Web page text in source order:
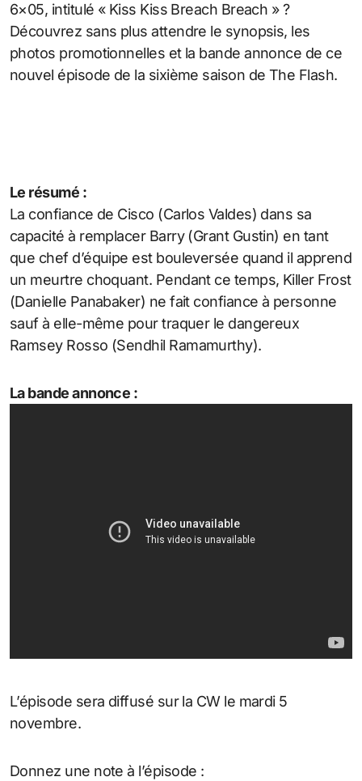
6×05, intitulé « Kiss Kiss Breach Breach » ?
Découvrez sans plus attendre le synopsis, les
photos promotionnelles et la bande annonce de ce
nouvel épisode de la sixième saison de The Flash.
Le résumé :
La confiance de Cisco (Carlos Valdes) dans sa
capacité à remplacer Barry (Grant Gustin) en tant
que chef d’équipe est bouleversée quand il apprend
un meurtre choquant. Pendant ce temps, Killer Frost
(Danielle Panabaker) ne fait confiance à personne
sauf à elle-même pour traquer le dangereux
Ramsey Rosso (Sendhil Ramamurthy).
La bande annonce :
L’épisode sera diffusé sur la CW le mardi 5
novembre.
Donnez une note à l’épisode :